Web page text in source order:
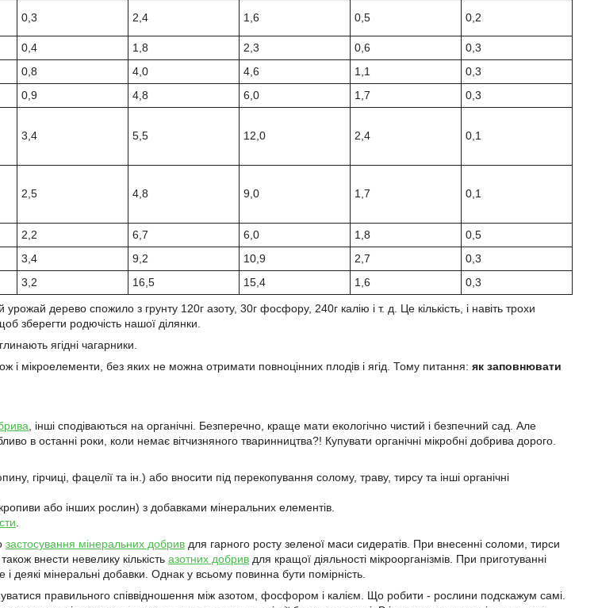
0,3 2,4 1,6 0,5 0,2
0,4 1,8 2,3 0,6
0,3
0,8 4,0 4,6 1,1
0,3
0,9 4,8 6,0 1,7 0,3
3,4 5,5 12,0 2,4 0,1
2,5 4,8 9,0 1,7 0,1
2,2 6,7 6,0 1,8
0,5
3,4 9,2 10,9 2,7
0,3
3,2 16,5 15,4 1,6 0,3
дерево спожило з грунту 120г азоту, 30г фосфору, 240г калію і т. д. Це кількість, і навіть трохи
зберегти родючість нашої ділянки.
ягідні чагарники.
і мікроелементи, без яких не можна отримати повноцінних плодів і ягід. Тому питання: як заповнювати
, інші сподіваються на органічні. Безперечно, краще мати екологічно чистий і безпечний сад. Але
в останні роки, коли немає вітчизняного тваринництва?! Купувати органічні мікробні добрива дорого.
гірчиці, фацелії та ін.) або вносити під перекопування солому, траву, тирсу та інші органічні
або інших рослин) з добавками мінеральних елементів.
застосування мінеральних добрив для гарного росту зеленої маси сидератів. При внесенні соломи, тирси
внести невелику кількість азотних добрив для кращої діяльності мікроорганізмів. При приготуванні
і деякі мінеральні добавки. Однак у всьому повинна бути помірність.
правильного співвідношення між азотом, фосфором і калієм. Що робити - рослини подскажум самі.